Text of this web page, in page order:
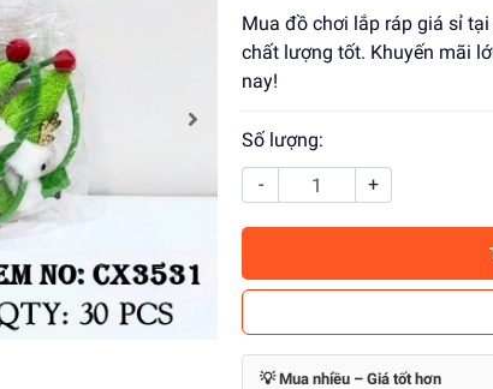
Mua đồ chơi lắp ráp giá sỉ
chất lượng tốt. Khuyến mãi
nay!
Số lượng:
-
+
💡 Mua nhiều – Giá tốt hơn